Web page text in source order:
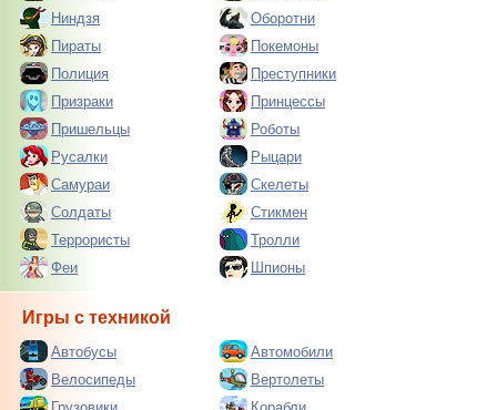
Ниндзя
Оборотни
Пираты
Покемоны
Полиция
Преступники
Призраки
Принцессы
Пришельцы
Роботы
Русалки
Рыцари
Самураи
Скелеты
Солдаты
Стикмен
Террористы
Тролли
Феи
Шпионы
Игры с техникой
Автобусы
Автомобили
Велосипеды
Вертолеты